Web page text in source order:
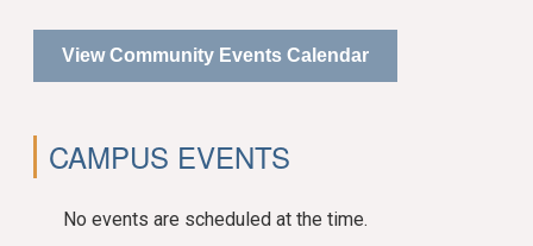
View Community Events Calendar
CAMPUS EVENTS
No events are scheduled at the time.